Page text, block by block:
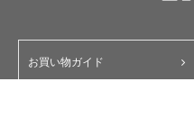
お買い物ガイド